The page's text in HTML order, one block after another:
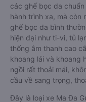
các ghế bọc da
hành trình xa, mà còn
ghế bọc da bình
hiện đại như ti-vi, tủ
thống âm thanh cao
khoang lái và khoang
ngồi rất thoải mái,
cầu về sang trọng,
Đây là loại xe Ma Đa